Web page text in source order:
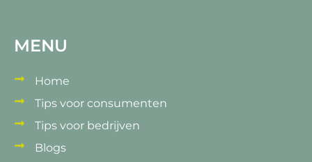
MENU
Home
Tips voor consumenten
Tips voor bedrijven
Blogs